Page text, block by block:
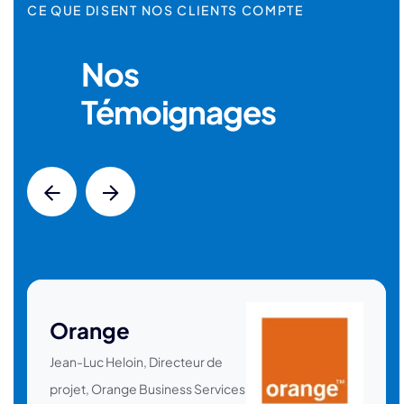
CE QUE DISENT NOS CLIENTS COMPTE
Nos
Témoignages
Orange
Jean-Luc Heloin, Directeur de
projet, Orange Business Services